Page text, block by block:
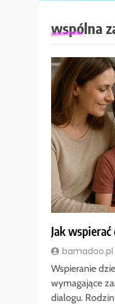
wspólna
Jak
bamadoo.pl
Wspieranie
wymagające
dialogu.